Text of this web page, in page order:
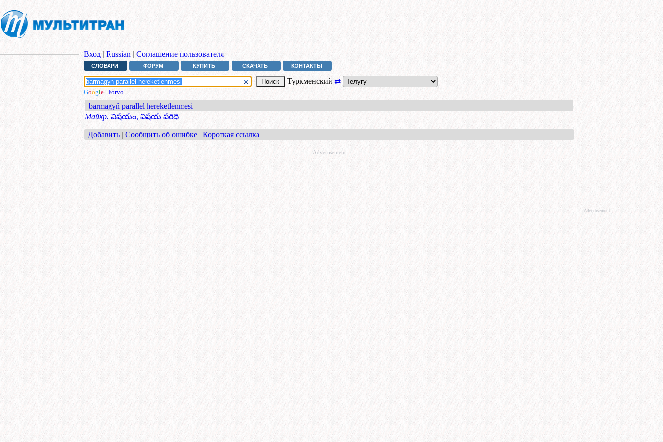
Вход | Russian | Соглашение пользователя
СЛОВАРИ ФОРУМ КУПИТЬ СКАЧАТЬ КОНТАКТЫ
Туркменский ⇄ +
Google | Forvo | +
barmagyň parallel hereketlenmesi
Майкр. విషయం, విషయ పరిధి
Добавить | Сообщить об ошибке | Короткая ссылка
Advertisement
Advertisement